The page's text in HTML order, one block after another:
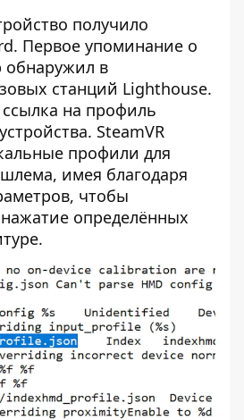
получило
Первое упоминание о
обнаружил в
станций Lighthouse.
на профиль
SteamVR
профили для
имея благодаря
чтобы
определённых